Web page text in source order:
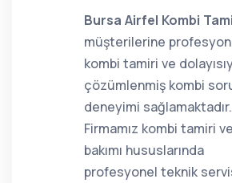
Bursa Airfel Kombi
müşterilerine
kombi tamiri ve
çözümlenmiş kombi
deneyimi sağlamaktadır.
Firmamız kombi tamiri ve
bakımı hususlarında
profesyonel teknik